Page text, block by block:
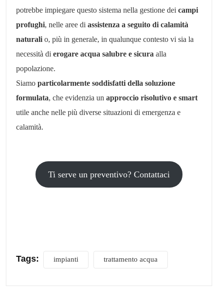
potrebbe impiegare questo sistema nella gestione dei campi
profughi, nelle aree di assistenza a seguito di calamità
naturali o, più in generale, in qualunque contesto vi sia la
necessità di erogare acqua salubre e sicura alla
popolazione.
Siamo particolarmente soddisfatti della soluzione
formulata, che evidenzia un approccio risolutivo e smart
utile anche nelle più diverse situazioni di emergenza e
calamità.
Ti serve un preventivo? Contattaci
Tags: impianti trattamento acqua